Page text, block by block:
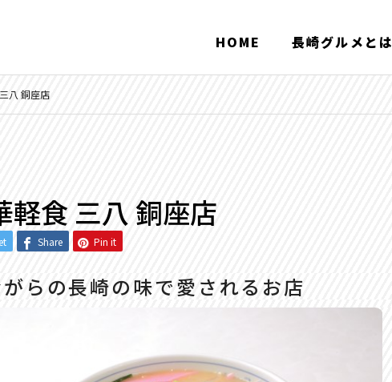
HOME 長崎グルメとは
八 銅座店
軽食 三八 銅座店
Share Pin it
らの長崎の味で愛されるお店